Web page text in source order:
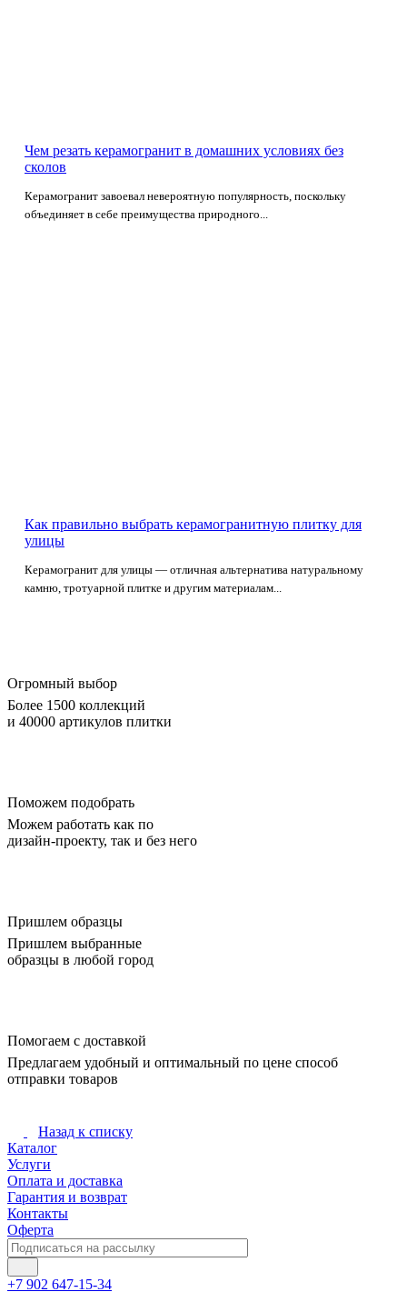
Чем резать керамогранит в домашних условиях без
сколов
Керамогранит завоевал невероятную популярность, поскольку
объединяет в себе преимущества природного...
Как правильно выбрать керамогранитную плитку для
улицы
Керамогранит для улицы — отличная альтернатива натуральному
камню, тротуарной плитке и другим материалам...
Огромный выбор
Более 1500 коллекций
и 40000 артикулов плитки
Поможем подобрать
Можем работать как по
дизайн-проекту, так и без него
Пришлем образцы
Пришлем выбранные
образцы в любой город
Помогаем с доставкой
Предлагаем удобный и оптимальный по цене способ
отправки товаров
Назад к списку
Каталог
Услуги
Оплата и доставка
Гарантия и возврат
Контакты
Оферта
+7 902 647-15-34